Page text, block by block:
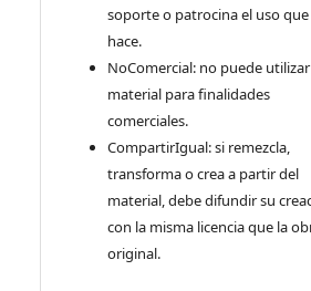
soporte o patrocina el uso que
hace.
NoComercial: no puede
material para finalidades
comerciales.
CompartirIgual: si remezcla,
transforma o crea a partir del
material, debe difundir su
con la misma licencia que la
original.